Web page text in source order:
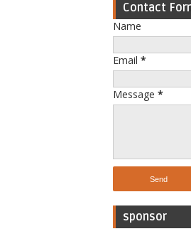
Contact
Name
Email *
Message *
sponsor